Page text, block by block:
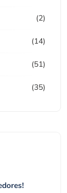
(2)
(14)
(51)
(35)